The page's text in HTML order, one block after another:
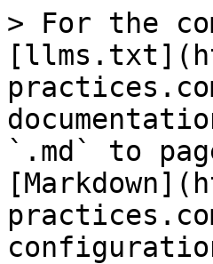
> For the
`.md` to